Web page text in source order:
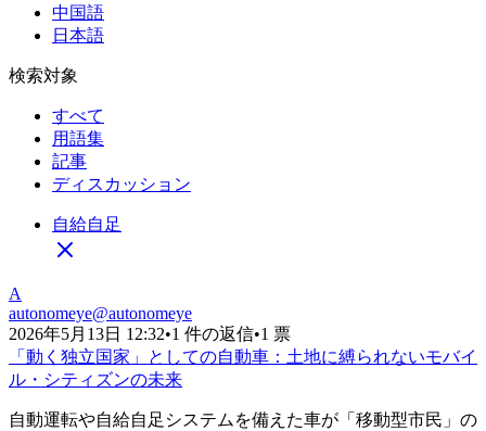
中国語
日本語
検索対象
すべて
用語集
記事
ディスカッション
自給自足
A
autonomeye@autonomeye
2026年5月13日 12:32•1 件の返信•1 票
「動く独立国家」としての自動車：土地に縛られないモバイ
ル・シティズンの未来
自動運転や自給自足システムを備えた車が「移動型市民」の